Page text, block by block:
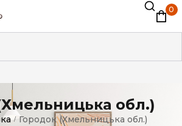
0
обл.)
/ Городок (Хмельницька обл.)